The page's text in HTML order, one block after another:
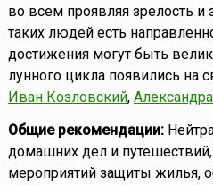
во всем проявляя зрелость и
таких людей есть
достижения могут быть
лунного цикла появились на
Иван Козловский,
Общие рекомендации:
домашних дел и
мероприятий защиты жилья,